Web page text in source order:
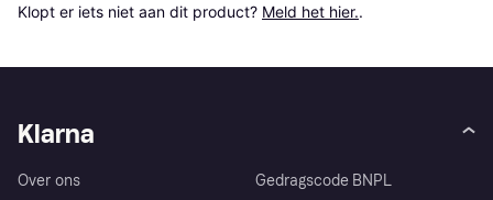
Klopt er iets niet aan dit product? Meld het hier..
Klarna
Over ons
Gedragscode BNPL